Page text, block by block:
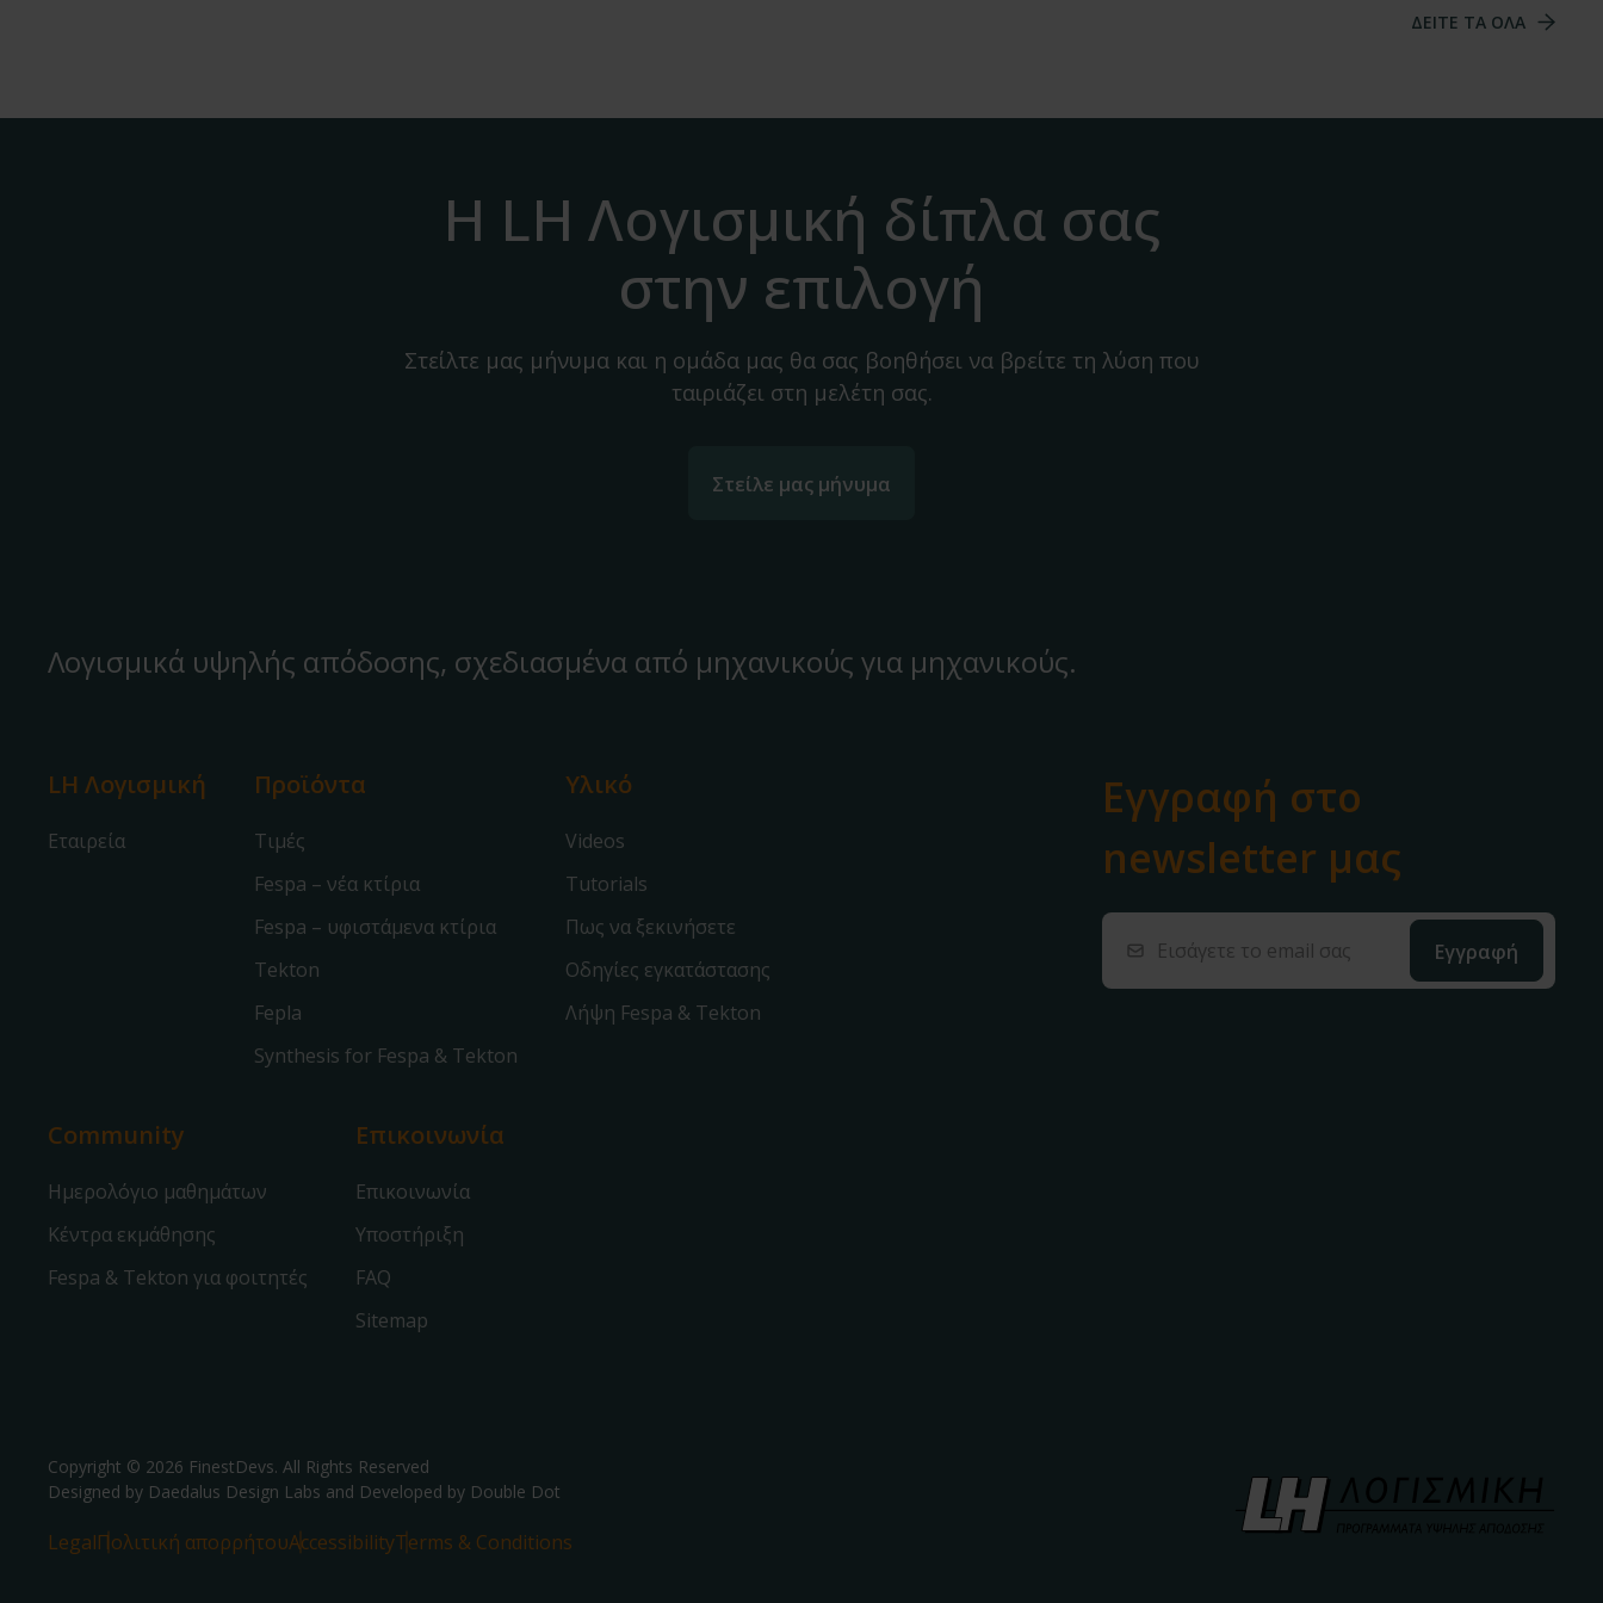
ΔΕΙΤΕ ΤΑ ΟΛΑ
Η LH Λογισμική δίπλα σας
στην επιλογή
Στείλτε μας μήνυμα και η ομάδα μας θα σας βοηθήσει να βρείτε τη λύση που
ταιριάζει στη μελέτη σας.
Στείλε μας μήνυμα
Λογισμικά υψηλής απόδοσης, σχεδιασμένα από μηχανικούς για μηχανικούς.
LH Λογισμική
Εταιρεία
Προϊόντα
Τιμές
Fespa – νέα κτίρια
Fespa – υφιστάμενα κτίρια
Tekton
Fepla
Synthesis for Fespa & Tekton
Υλικό
Videos
Tutorials
Πως να ξεκινήσετε
Οδηγίες εγκατάστασης
Λήψη Fespa & Tekton
Community
Ημερολόγιο μαθημάτων
Κέντρα εκμάθησης
Fespa & Tekton για φοιτητές
Επικοινωνία
Επικοινωνία
Υποστήριξη
FAQ
Sitemap
Εγγραφή στο
newsletter μας
Copyright © 2026 FinestDevs. All Rights Reserved
Designed by Daedalus Design Labs and Developed by Double Dot
LegalΠολιτική απορρήτουAccessibilityTerms & Conditions